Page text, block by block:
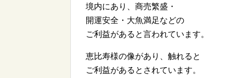
境内にあり、商売繁盛・
開運安全・大魚満足などの
ご利益があると言われています。
恵比寿様の像があり、触れると
ご利益があるとされています。